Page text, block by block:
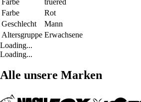
Farbe
Rot
Geschlecht
Mann
Altersgruppe Erwachsene
Loading...
Loading...
Alle unsere Marken